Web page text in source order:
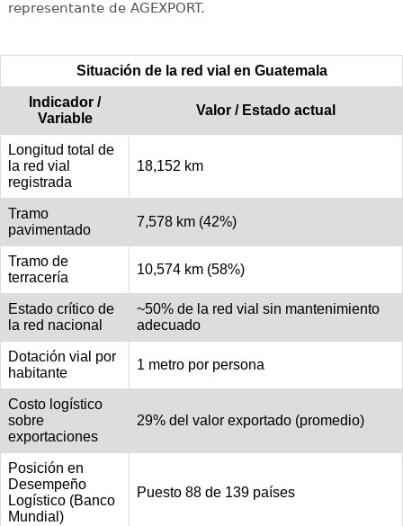
representante de AGEXPORT.
Situación de la red vial en Guatemala
Indicador /
Variable
Valor / Estado actual
Longitud total de
la red vial
registrada
18,152 km
Tramo
pavimentado
7,578 km (42%)
Tramo de
terracería
10,574 km (58%)
Estado crítico de
la red nacional
~50% de la red vial sin mantenimiento
adecuado
Dotación vial por
habitante
1 metro por persona
Costo logístico
sobre
exportaciones
29% del valor exportado (promedio)
Posición en
Desempeño
Logístico (Banco
Mundial)
Puesto 88 de 139 países